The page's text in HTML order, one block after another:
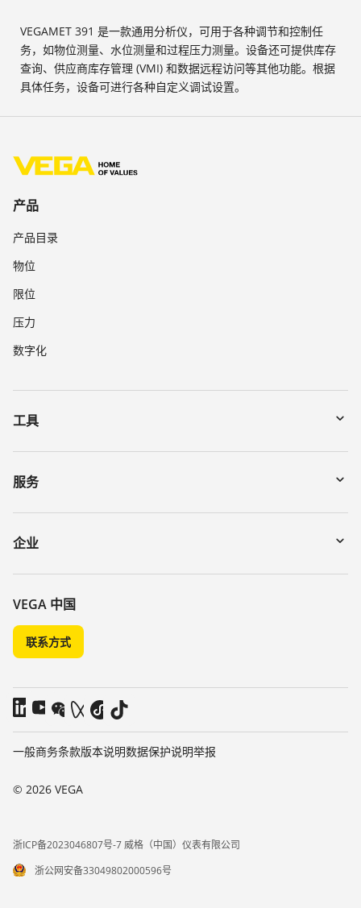
VEGAMET 391 是一款通用分析仪，可用于各种调节和控制任
务，如物位测量、水位测量和过程压力测量。设备还可提供库存
查询、供应商库存管理 (VMI) 和数据远程访问等其他功能。根据
具体任务，设备可进行各种自定义调试设置。
产品
产品目录
物位
限位
压力
数字化
工具
下载
通过序列号搜索仪表
DTM Collection/PACTware
服务
寄回仪表
讲座
化学稳定性列表
介电常数列表
TeamViewer
企业
关于 VEGA
联系我们
新闻
媒体
博客
VEGA 中国
联系方式
© 2026 VEGA
一般商务条款版本说明数据保护说明举报
浙ICP备2023046807号-7 威格（中国）仪表有限公司
浙公网安备33049802000596号